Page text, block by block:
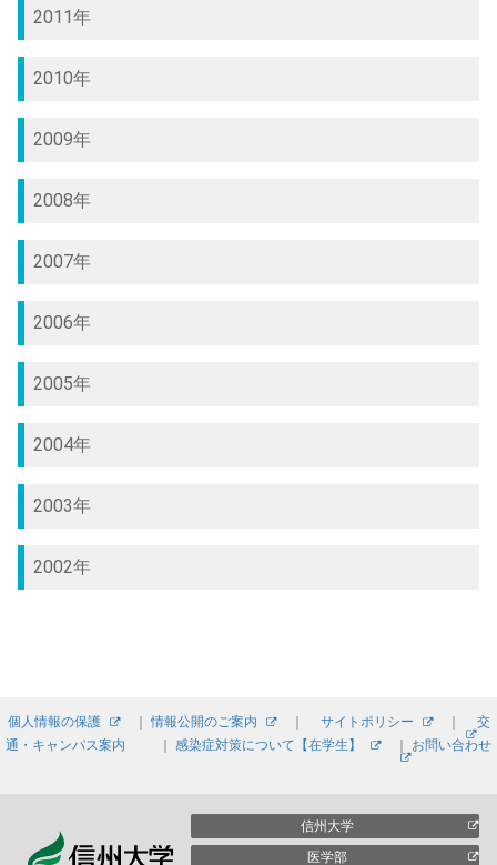
2011年
2010年
2009年
2008年
2007年
2006年
2005年
2004年
2003年
2002年
個人情報の保護 ｜情報公開のご案内 ｜ サイトポリシー ｜ 交
通・キャンパス案内
感染症対策について【在学生】 お問い合わせ
信州大学
医学部